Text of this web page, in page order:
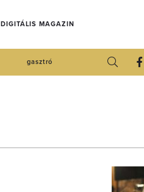
DIGITÁLIS MAGAZIN
gasztró